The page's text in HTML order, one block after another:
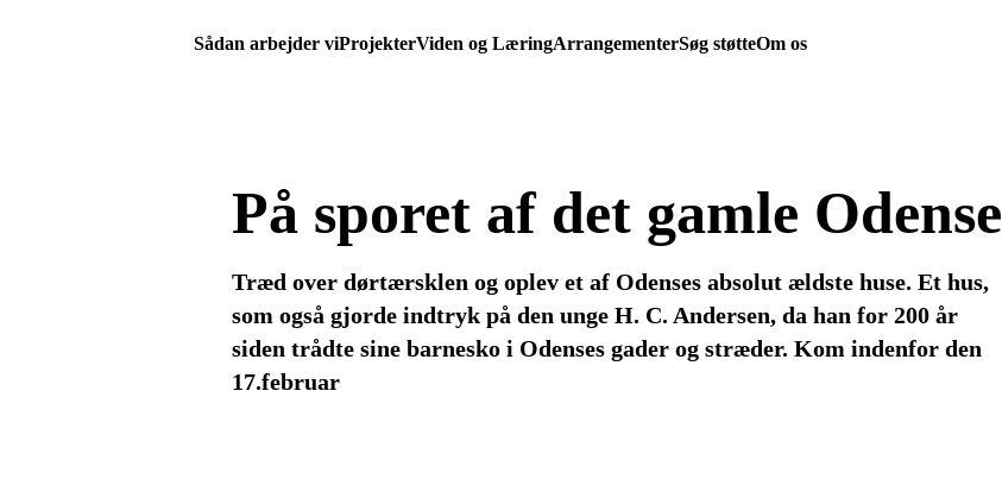
Sådan arbejder viProjekterViden og LæringArrangementerSøg støtteOm os
På sporet af det gamle Odense
Træd over dørtærsklen og oplev et af Odenses absolut ældste huse. Et hus,
som også gjorde indtryk på den unge H. C. Andersen, da han for 200 år
siden trådte sine barnesko i Odenses gader og stræder. Kom indenfor den
17.februar